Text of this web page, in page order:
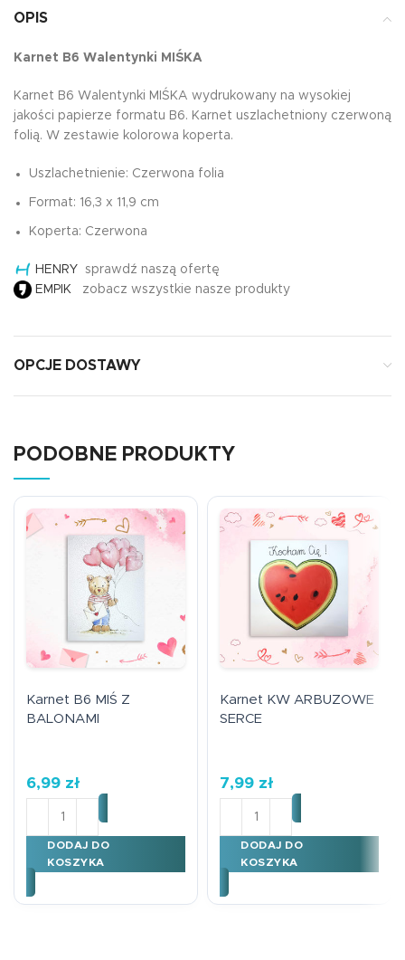
OPIS
Karnet B6 Walentynki MIŚKA
Karnet B6 Walentynki MIŚKA wydrukowany na wysokiej
jakości papierze formatu B6. Karnet uszlachetniony czerwoną
folią. W zestawie kolorowa koperta.
Uszlachetnienie: Czerwona folia
Format: 16,3 x 11,9 cm
Koperta: Czerwona
HENRY sprawdź naszą ofertę
EMPIK zobacz wszystkie nasze produkty
OPCJE DOSTAWY
PODOBNE PRODUKTY
Karnet B6 MIŚ Z
BALONAMI
6,99 zł
DODAJ DO
KOSZYKA
Karnet KW ARBUZOWE
SERCE
7,99 zł
DODAJ DO
KOSZYKA